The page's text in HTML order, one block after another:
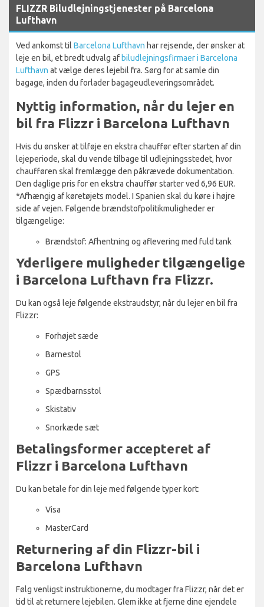
FLIZZR Biludlejningstjenester på Barcelona
Lufthavn
Ved ankomst til Barcelona Lufthavn har rejsende, der ønsker at
leje en bil, et bredt udvalg afbiludlejningsfirmaer i Barcelona
Lufthavn at vælge deres lejebil fra. Sørg for at samle din
bagage, inden du forlader bagageudleveringsområdet.
Nyttig information, når du lejer en
bil fra Flizzr i Barcelona Lufthavn
Hvis du ønsker at tilføje en ekstra chauffør efter starten af din
lejeperiode, skal du vende tilbage til udlejningsstedet, hvor
chaufføren skal fremlægge den påkrævede dokumentation.
Den daglige pris for en ekstra chauffør starter ved 6,96 EUR.
*Afhængig af køretøjets model. I Spanien skal du køre i højre
side af vejen. Følgende brændstofpolitikmuligheder er
tilgængelige:
Brændstof: Afhentning og aflevering med fuld tank
Yderligere muligheder tilgængelige
i Barcelona Lufthavn fra Flizzr.
Du kan også leje følgende ekstraudstyr, når du lejer en bil fra
Flizzr:
Forhøjet sæde
Barnestol
GPS
Spædbarnsstol
Skistativ
Snorkæde sæt
Betalingsformer accepteret af
Flizzr i Barcelona Lufthavn
Du kan betale for din leje med følgende typer kort:
Visa
MasterCard
Returnering af din Flizzr-bil i
Barcelona Lufthavn
Følg venligst instruktionerne, du modtager fra Flizzr, når det er
tid til at returnere lejebilen. Glem ikke at fjerne dine ejendele